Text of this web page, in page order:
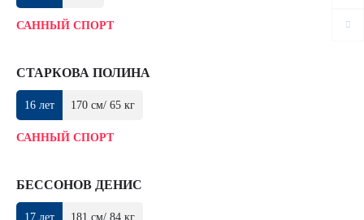
САННЫЙ СПОРТ
СТАРКОВА ПОЛИНА
16 лет 170 см/ 65 кг
САННЫЙ СПОРТ
БЕССОНОВ ДЕНИС
17 лет 181 см/ 84 кг